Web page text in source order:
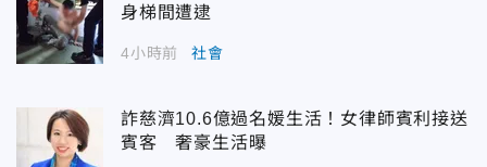
身梯間遭逮
4小時前 社會
詐慈濟10.6億過名媛生活！女律師賓利接送
賓客 奢豪生活曝